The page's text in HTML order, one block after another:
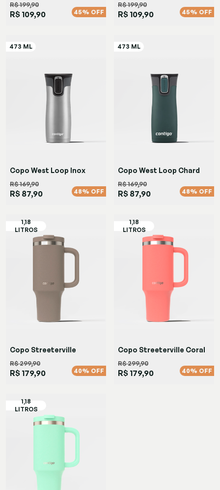
R$ 199,90
R$ 109,90 45% OFF
R$ 199,90
R$ 109,90 45% OFF
Copo West Loop Inox
R$ 169,90
R$ 87,90 48% OFF
Copo West Loop Chard
R$ 169,90
R$ 87,90 48% OFF
Copo Streeterville
R$ 299,90
R$ 179,90 40% OFF
Copo Streeterville Coral
R$ 299,90
R$ 179,90 40% OFF